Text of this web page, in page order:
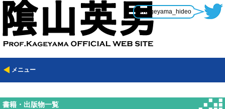
@Kageyama_hideo
メニュー
書籍・出版物一覧